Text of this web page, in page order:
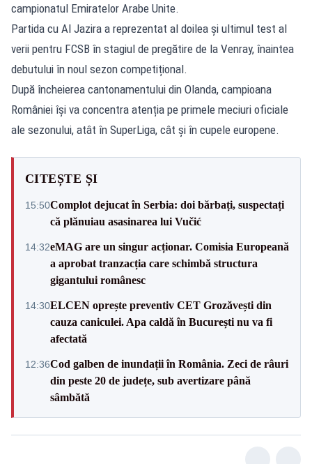
campionatul Emiratelor Arabe Unite.
Partida cu Al Jazira a reprezentat al doilea și ultimul test al
verii pentru FCSB în stagiul de pregătire de la Venray, înaintea
debutului în noul sezon competițional.
După încheierea cantonamentului din Olanda, campioana
României își va concentra atenția pe primele meciuri oficiale
ale sezonului, atât în SuperLiga, cât și în cupele europene.
CITEȘTE ȘI
15:50Complot dejucat în Serbia: doi bărbați, suspectați
că plănuiau asasinarea lui Vučić
14:32eMAG are un singur acționar. Comisia Europeană
a aprobat tranzacția care schimbă structura
gigantului românesc
14:30ELCEN oprește preventiv CET Grozăvești din
cauza caniculei. Apa caldă în București nu va fi
afectată
12:36Cod galben de inundații în România. Zeci de râuri
din peste 20 de județe, sub avertizare până
sâmbătă